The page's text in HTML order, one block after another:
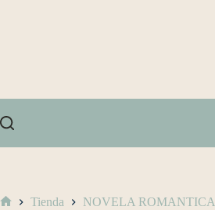
Tienda NOVELA ROMANTICA